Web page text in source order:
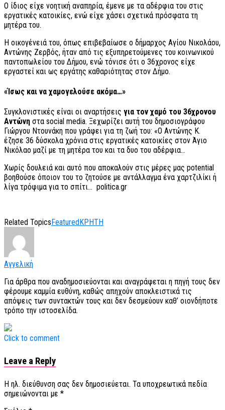
Ο ίδιος είχε νοητική αναπηρία, έμενε με τα αδέρφια του στις
εργατικές κατοικίες, ενώ είχε χάσει σχετικά πρόσφατα τη
μητέρα του.
Η οικογένειά του, όπως επιβεβαίωσε ο δήμαρχος Αγίου Νικολάου,
Αντώνης Ζερβός, ήταν από τις εξυπηρετούμενες του κοινωνικού
παντοπωλείου του Δήμου, ενώ τόνισε ότι ο 36χρονος είχε
εργαστεί και ως εργάτης καθαριότητας στον Δήμο.
«Ίσως και να χαμογελούσε ακόμα…»
Συγκλονιστικές είναι οι αναρτήσεις για τον χαμό του 36χρονου
Αντώνη στα social media. Ξεχωρίζει αυτή του δημοσιογράφου
Γιώργου Ντουνάκη που γράφει για τη ζωή του: «Ο Αντώνης Κ.
έζησε 36 δύσκολα χρόνια στις εργατικές κατοικίες στον Άγιο
Νικόλαο μαζί με τη μητέρα του και τα δυο του αδέρφια…
Χωρίς δουλειά και αυτό που αποκαλούν στις μέρες μας potential
βοηθούσε όποιον του το ζητούσε με αντάλλαγμα ένα χαρτζιλίκι ή
λίγα τρόφιμα για το σπίτι… politica.gr
Related Topics Featured ΚΡΗΤΗ
Αγγελική
Για άρθρα που αναδημοσιεύονται και αναγράφεται η πηγή τους δεν
φέρουμε καμμία ευθύνη, καθώς απηχούν αποκλειστικά τις
απόψεις των συντακτών τους και δεν δεσμεύουν καθ’ οιονδήποτε
τρόπο την ιστοσελίδα.
Click to comment
Leave a Reply
Η ηλ. διεύθυνση σας δεν δημοσιεύεται. Τα υποχρεωτικά πεδία
σημειώνονται με *